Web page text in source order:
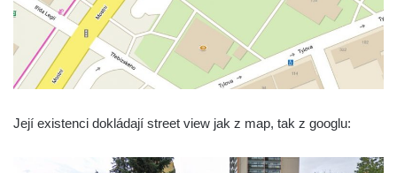
Socha Medvěd jeskynní v ZOO Hluboká
Socha Mamutí lebka v ZOO Hluboká
Socha Mamut srstnatý v ZOO Hluboká
Socha Vydry si hrají v ZOO Hluboká
Socha Přátelství v ZOO Hluboká
Její existenci dokládají street view jak z map, tak z googlu: